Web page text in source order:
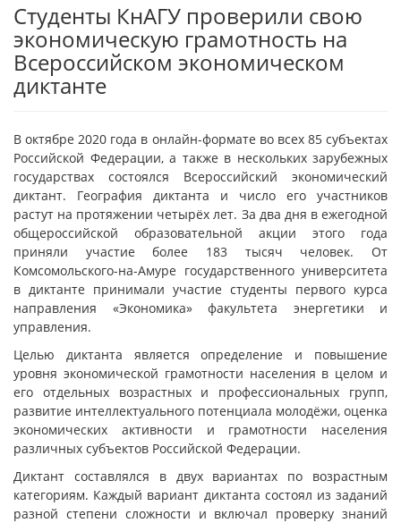
Студенты КнАГУ проверили свою
экономическую грамотность на
Всероссийском экономическом
диктанте
В октябре 2020 года в онлайн-формате во всех 85 субъектах
Российской Федерации, а также в нескольких зарубежных
государствах состоялся Всероссийский экономический
диктант. География диктанта и число его участников
растут на протяжении четырёх лет. За два дня в ежегодной
общероссийской образовательной акции этого года
приняли участие более 183 тысяч человек. От
Комсомольского-на-Амуре государственного университета
в диктанте принимали участие студенты первого курса
направления «Экономика» факультета энергетики и
управления.
Целью диктанта является определение и повышение
уровня экономической грамотности населения в целом и
его отдельных возрастных и профессиональных групп,
развитие интеллектуального потенциала молодёжи, оценка
экономических активности и грамотности населения
различных субъектов Российской Федерации.
Диктант составлялся в двух вариантах по возрастным
категориям. Каждый вариант диктанта состоял из заданий
разной степени сложности и включал проверку знаний